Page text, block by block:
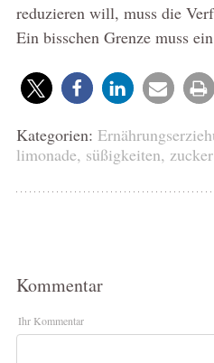
reduzieren will, muss die
Ein bisschen Grenze muss
Kategorien:
limonade, süßigkeiten, zucker
Kommentar
Ihr Kommentar